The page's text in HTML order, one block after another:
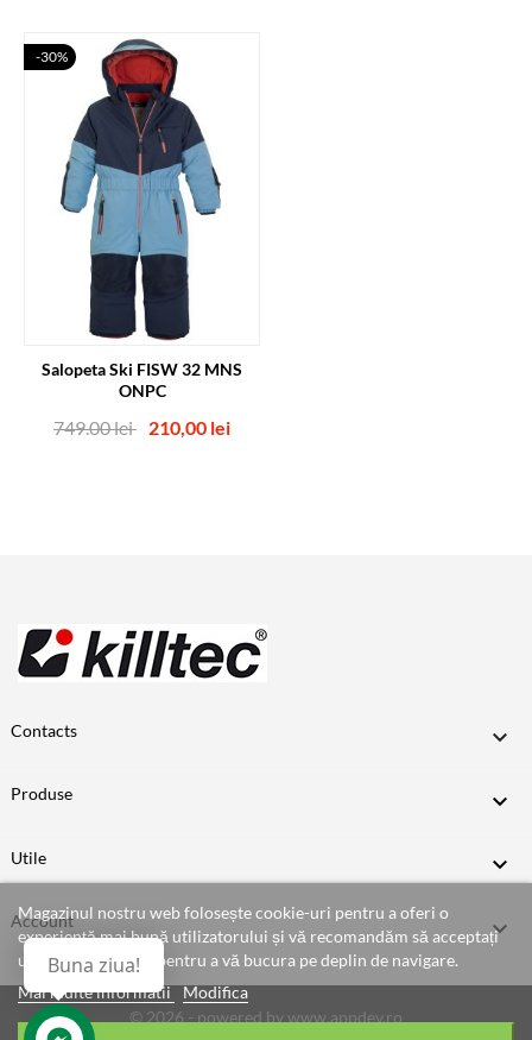
Salopeta Ski FISW 32 MNS
ONPC
Pret
nor
Pret
749.00 lei 210,00 lei
-30%
Contacts 
Produse 
Utile 
Account 
Magazinul nostru web folosește cookie-uri pentru a oferi o
experiență mai bună utilizatorului și vă recomandăm să acceptați
utilizarea acestora pentru a vă bucura pe deplin de navigare.
Mai multe informatii Modifica
© 2026 - powered bywww.appdev.ro
Buna ziua!